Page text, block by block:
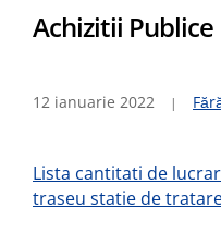
Achizitii Publice
12 ianuarie 2022
Lista cantitati de
traseu statie de